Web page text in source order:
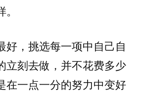
好，挑选每一项中自己自
立刻去做，并不花费多少
在一点一分的努力中变好